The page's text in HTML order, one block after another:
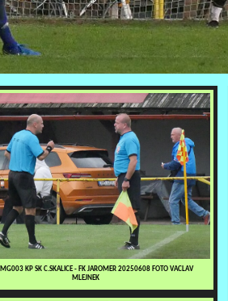
IMG003 KP SK C.SKALICE - FK JAROMER 20250608 FOTO VACLAV
MLEJNEK